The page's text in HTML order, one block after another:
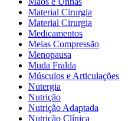
Material Cirurgia
Material Cirurgia
Medicamentos
Meias Compressão
Menopausa
Muda Fralda
Músculos e Articulações
Nutergia
Nutrição
Nutrição Adaptada
Nutrição Clínica